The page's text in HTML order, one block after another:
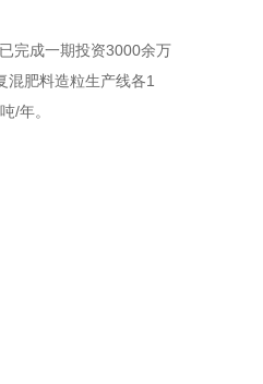
完成一期投资3000余万
肥料造粒生产线各1
/年。